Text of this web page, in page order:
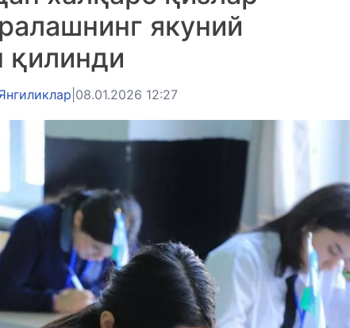
якуний
қилинди
08.01.2026 12:27